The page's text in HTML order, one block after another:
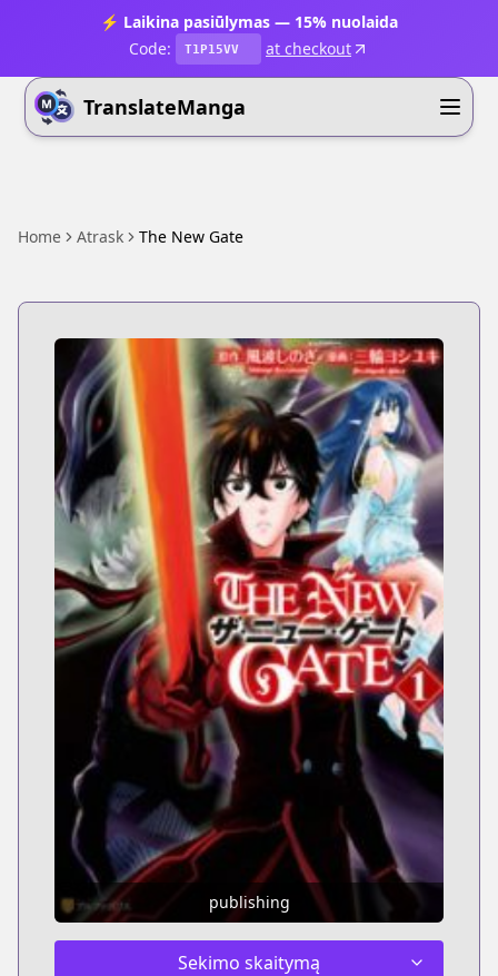
⚡ Laikina pasiūlymas — 15% nuolaida
Code:
T1P15VV at checkout
TranslateManga
Home Atrask The New Gate
publishing
Sekimo skaitymą